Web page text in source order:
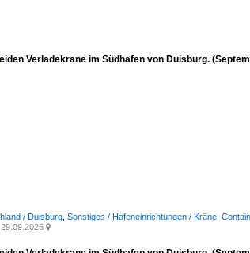
Verladekrane im Südhafen von Duisburg.
/ Duisburg Sonstiges / Hafeneinrichtungen / Kräne,
